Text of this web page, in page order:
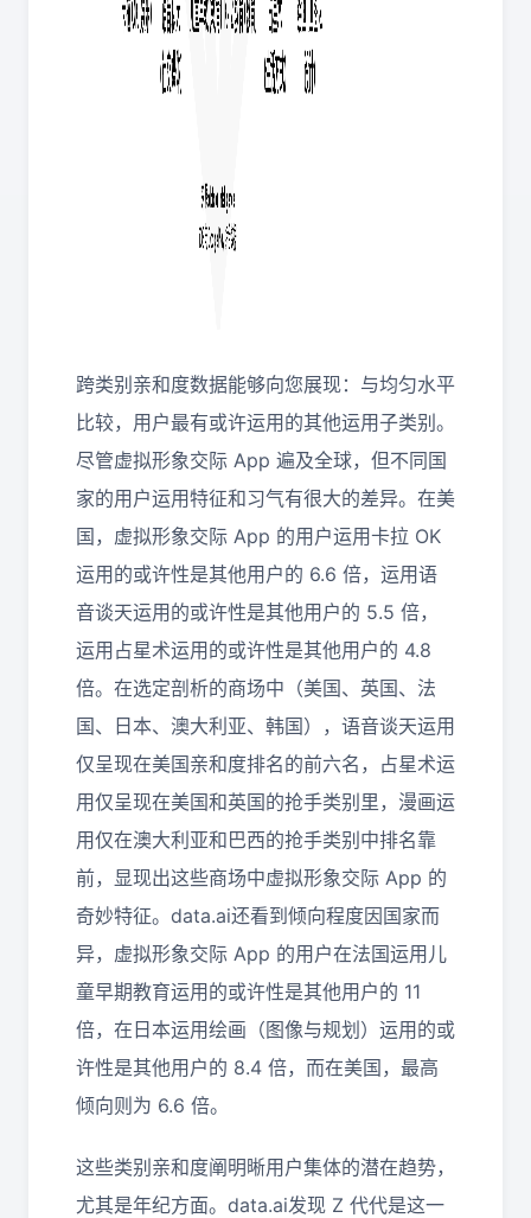
跨类别亲和度数据能够向您展现：与均匀水平
比较，用户最有或许运用的其他运用子类别。
尽管虚拟形象交际 App 遍及全球，但不同国
家的用户运用特征和习气有很大的差异。在美
国，虚拟形象交际 App 的用户运用卡拉 OK
运用的或许性是其他用户的 6.6 倍，运用语
音谈天运用的或许性是其他用户的 5.5 倍，
运用占星术运用的或许性是其他用户的 4.8
倍。在选定剖析的商场中（美国、英国、法
国、日本、澳大利亚、韩国），语音谈天运用
仅呈现在美国亲和度排名的前六名，占星术运
用仅呈现在美国和英国的抢手类别里，漫画运
用仅在澳大利亚和巴西的抢手类别中排名靠
前，显现出这些商场中虚拟形象交际 App 的
奇妙特征。data.ai还看到倾向程度因国家而
异，虚拟形象交际 App 的用户在法国运用儿
童早期教育运用的或许性是其他用户的 11
倍，在日本运用绘画（图像与规划）运用的或
许性是其他用户的 8.4 倍，而在美国，最高
倾向则为 6.6 倍。
这些类别亲和度阐明晰用户集体的潜在趋势，
尤其是年纪方面。data.ai发现 Z 代代是这一